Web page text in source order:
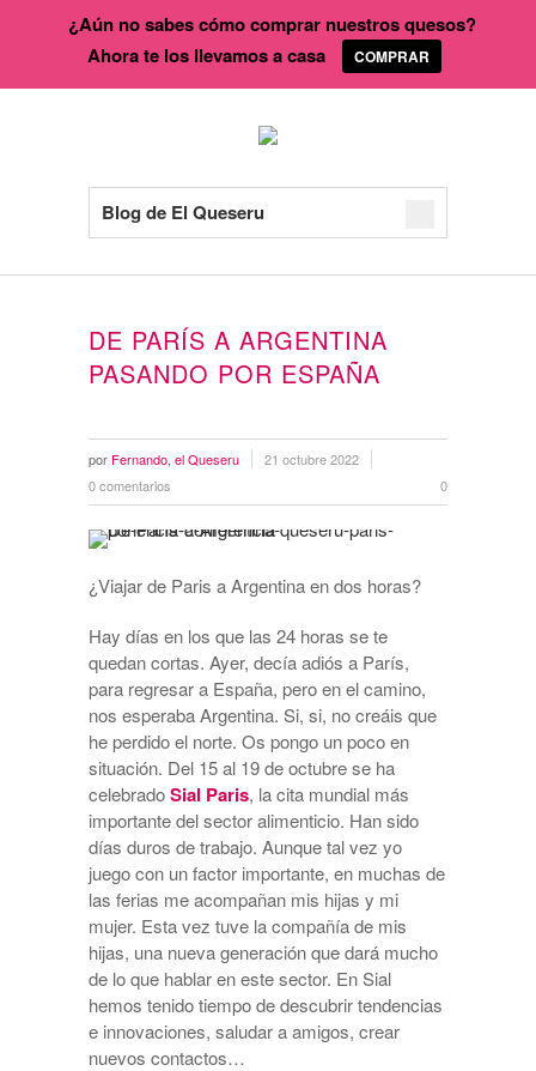
Blog de El Queseru
DE PARÍS A ARGENTINA
PASANDO POR ESPAÑA
por Fernando, el Queseru
21 octubre 2022
0 comentarios
0
¿Viajar de Paris a Argentina en dos horas?
Hay días en los que las 24 horas se te
quedan cortas. Ayer, decía adiós a París,
para regresar a España, pero en el camino,
nos esperaba Argentina. Si, si, no creáis que
he perdido el norte. Os pongo un poco en
situación. Del 15 al 19 de octubre se ha
celebradoSial Paris, la cita mundial más
importante del sector alimenticio. Han sido
días duros de trabajo. Aunque tal vez yo
juego con un factor importante, en muchas de
las ferias me acompañan mis hijas y mi
mujer. Esta vez tuve la compañía de mis
hijas, una nueva generación que dará mucho
de lo que hablar en este sector. En Sial
hemos tenido tiempo de descubrir tendencias
e innovaciones, saludar a amigos, crear
nuevos contactos…
¿Aún no sabes cómo comprar nuestros quesos?
Ahora te los llevamos a casa
COMPRAR